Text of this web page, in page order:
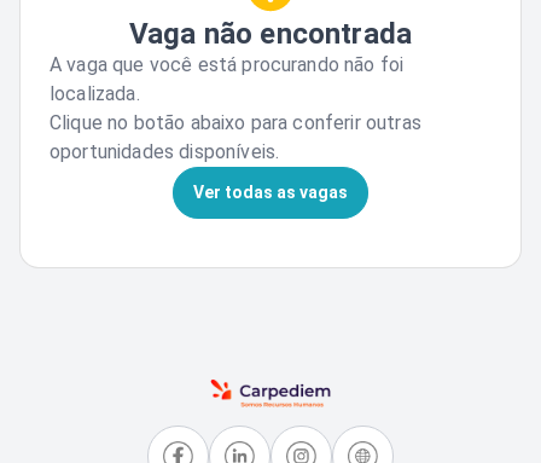
Vaga não encontrada
A vaga que você está procurando não foi
localizada.
Clique no botão abaixo para conferir outras
oportunidades disponíveis.
Ver todas as vagas